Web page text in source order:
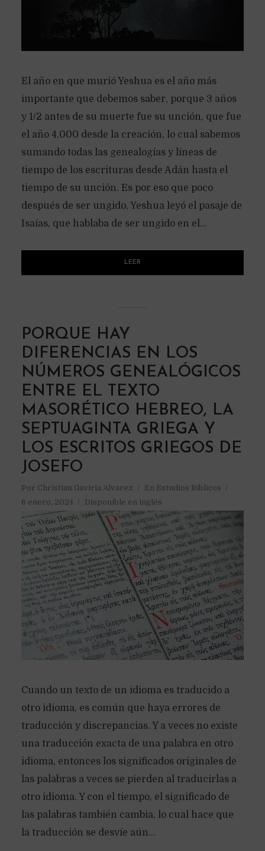
El año en que murió Yeshua es el año más
importante que debemos saber, porque 3 años
y 1/2 antes de su muerte fue su unción, que fue
el año 4.000 desde la creación, lo cual sabemos
sumando todas las genealogías y líneas de
tiempo de los escrituras desde Adán hasta el
tiempo de su unción. Es por eso que poco
después de ser ungido, Yeshua leyó el pasaje de
Isaías, que hablaba de ser ungido en el...
LEER
PORQUE HAY
DIFERENCIAS EN LOS
NÚMEROS GENEALÓGICOS
ENTRE EL TEXTO
MASORÉTICO HEBREO, LA
SEPTUAGINTA GRIEGA Y
LOS ESCRITOS GRIEGOS DE
JOSEFO
Por Christian Gaviria Alvarez En Estudios Bíblicos
6 enero, 2024
Disponible en inglés
Cuando un texto de un idioma es traducido a
otro idioma, es común que haya errores de
traducción y discrepancias. Y a veces no existe
una traducción exacta de una palabra en otro
idioma, entonces los significados originales de
las palabras a veces se pierden al traducirlas a
otro idioma. Y con el tiempo, el significado de
las palabras también cambia, lo cual hace que
la traducción se desvíe aún...